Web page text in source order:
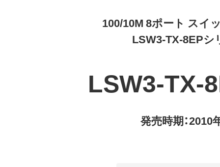
100/10M 8ポート スイ
LSW3-TX-8EPシ
LSW3-TX-
発売時期：2010